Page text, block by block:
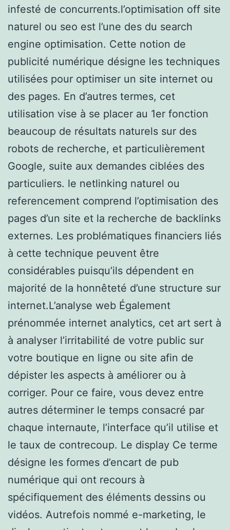
infesté de concurrents.l’optimisation off site
naturel ou seo est l’une des du search
engine optimisation. Cette notion de
publicité numérique désigne les techniques
utilisées pour optimiser un site internet ou
des pages. En d’autres termes, cet
utilisation vise à se placer au 1er fonction
beaucoup de résultats naturels sur des
robots de recherche, et particulièrement
Google, suite aux demandes ciblées des
particuliers. le netlinking naturel ou
referencement comprend l’optimisation des
pages d’un site et la recherche de backlinks
externes. Les problématiques financiers liés
à cette technique peuvent être
considérables puisqu’ils dépendent en
majorité de la honnêteté d’une structure sur
internet.L’analyse web Également
prénommée internet analytics, cet art sert à
à analyser l’irritabilité de votre public sur
votre boutique en ligne ou site afin de
dépister les aspects à améliorer ou à
corriger. Pour ce faire, vous devez entre
autres déterminer le temps consacré par
chaque internaute, l’interface qu’il utilise et
le taux de contrecoup. Le display Ce terme
désigne les formes d’encart de pub
numérique qui ont recours à
spécifiquement des éléments dessins ou
vidéos. Autrefois nommé e-marketing, le